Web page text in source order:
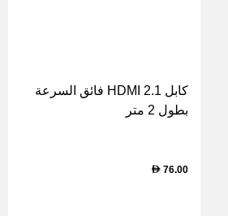
كابل HDMI 2.1 فائق السرعة
بطول 2 متر
D 76.00